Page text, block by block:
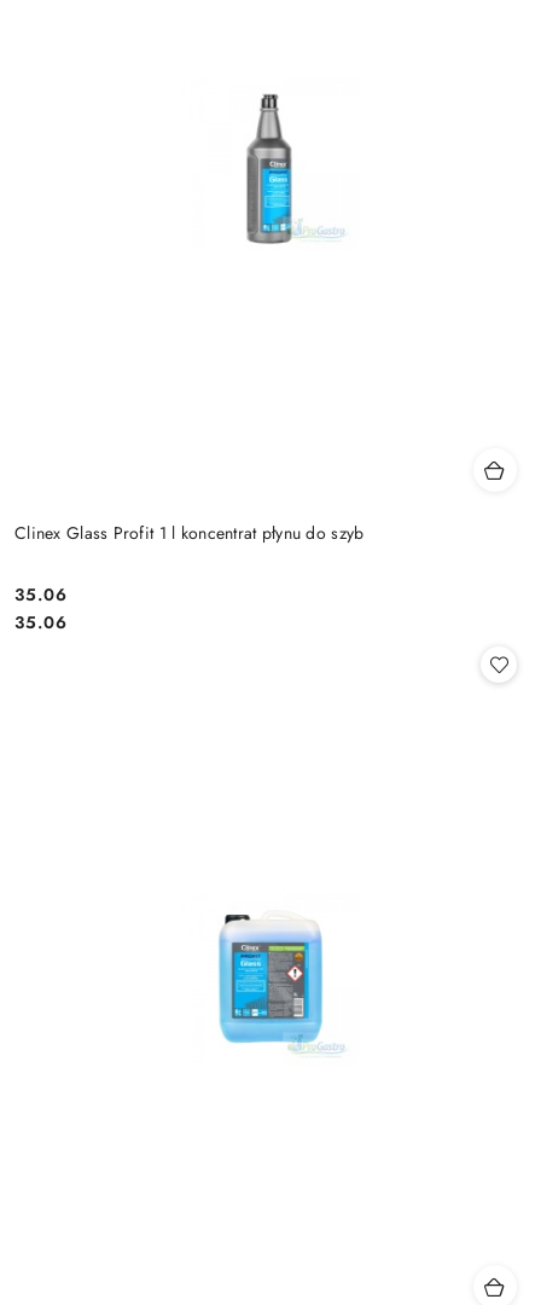
Clinex Glass Profit 1 l koncentrat płynu do szyb
Cena:
35.06
Cena:
35.06